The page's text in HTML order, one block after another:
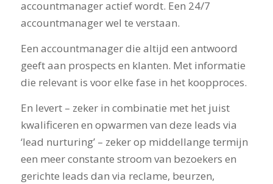
accountmanager actief wordt. Een 24/7
accountmanager wel te verstaan.
Een accountmanager die altijd een antwoord
geeft aan prospects en klanten. Met informatie
die relevant is voor elke fase in het koopproces.
En levert – zeker in combinatie met het juist
kwalificeren en opwarmen van deze leads via
‘lead nurturing’ – zeker op middellange termijn
een meer constante stroom van bezoekers en
gerichte leads dan via reclame, beurzen,